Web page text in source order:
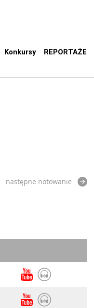
Konkursy REPORTAŻE
następne notowanie